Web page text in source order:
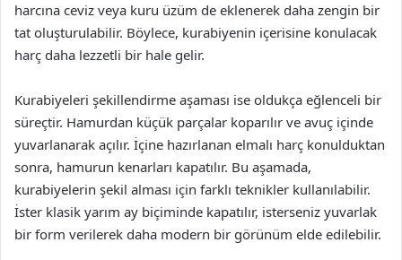
harcına ceviz veya kuru üzüm de eklenerek daha zengin bir
tat oluşturulabilir. Böylece, kurabiyenin içerisine konulacak
harç daha lezzetli bir hale gelir.
Kurabiyeleri şekillendirme aşaması ise oldukça eğlenceli bir
süreçtir. Hamurdan küçük parçalar koparılır ve avuç içinde
yuvarlanarak açılır. İçine hazırlanan elmalı harç konulduktan
sonra, hamurun kenarları kapatılır. Bu aşamada,
kurabiyelerin şekil alması için farklı teknikler kullanılabilir.
İster klasik yarım ay biçiminde kapatılır, isterseniz yuvarlak
bir form verilerek daha modern bir görünüm elde edilebilir.